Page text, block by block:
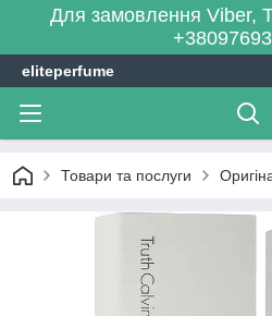
Для замовлення Viber,
eliteperfume
Товари та послуги